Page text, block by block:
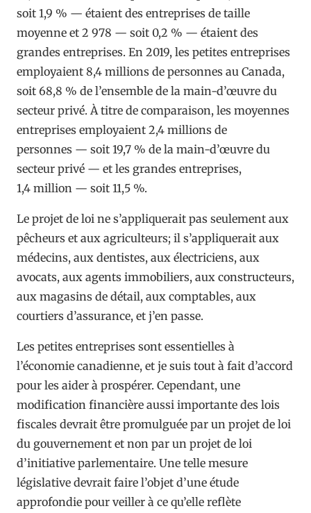
soit 1,9 % — étaient des entreprises de taille
moyenne et 2 978 — soit 0,2 % — étaient des
grandes entreprises. En 2019, les petites entreprises
employaient 8,4 millions de personnes au Canada,
soit 68,8 % de l’ensemble de la main-d’œuvre du
secteur privé. À titre de comparaison, les moyennes
entreprises employaient 2,4 millions de
personnes — soit 19,7 % de la main-d’œuvre du
secteur privé — et les grandes entreprises,
1,4 million — soit 11,5 %.
Le projet de loi ne s’appliquerait pas seulement aux
pêcheurs et aux agriculteurs; il s’appliquerait aux
médecins, aux dentistes, aux électriciens, aux
avocats, aux agents immobiliers, aux constructeurs,
aux magasins de détail, aux comptables, aux
courtiers d’assurance, et j’en passe.
Les petites entreprises sont essentielles à
l’économie canadienne, et je suis tout à fait d’accord
pour les aider à prospérer. Cependant, une
modification financière aussi importante des lois
fiscales devrait être promulguée par un projet de loi
du gouvernement et non par un projet de loi
d’initiative parlementaire. Une telle mesure
législative devrait faire l’objet d’une étude
approfondie pour veiller à ce qu’elle reflète